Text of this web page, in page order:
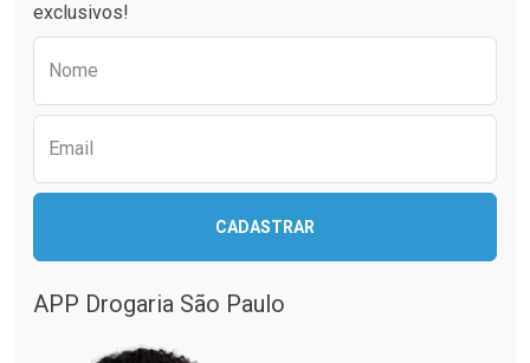
Comprar sem Desconto
Comprar sem Desconto
Por R$ 30,68/cada
exclusivos!
Nome
Email
CADASTRAR
APP Drogaria São Paulo